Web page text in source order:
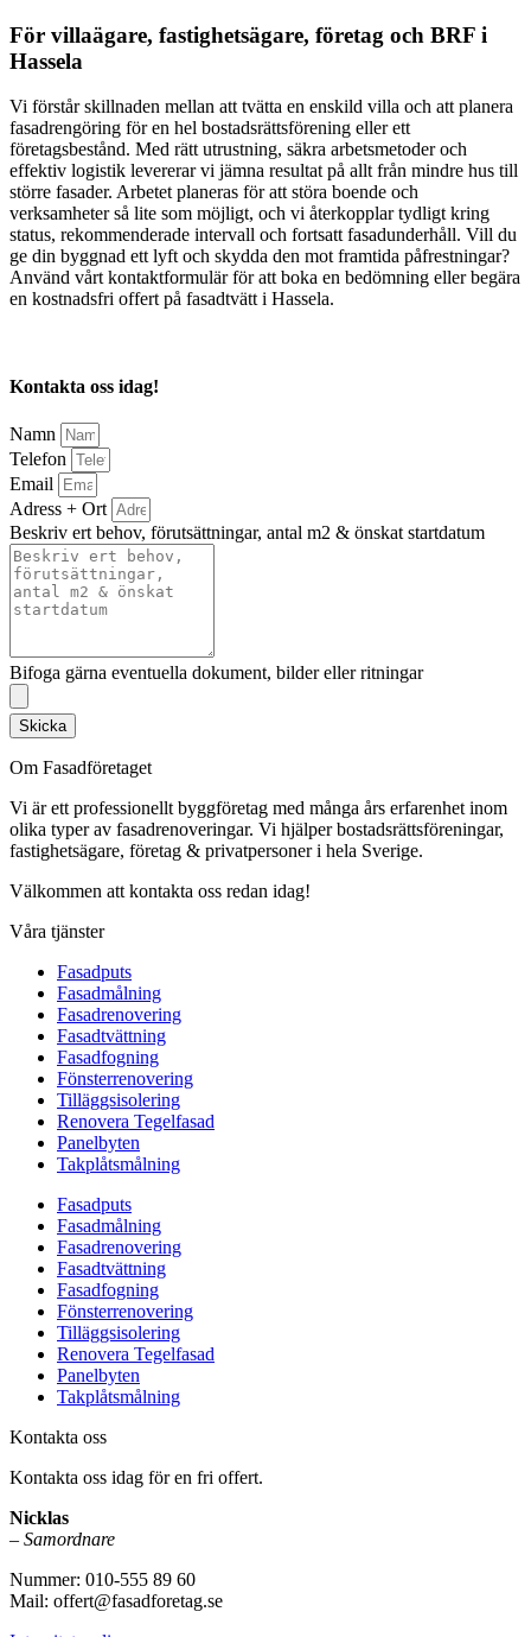
För villaägare, fastighetsägare, företag och BRF i
Hassela
Vi förstår skillnaden mellan att tvätta en enskild villa och att planera
fasadrengöring för en hel bostadsrättsförening eller ett
företagsbestånd. Med rätt utrustning, säkra arbetsmetoder och
effektiv logistik levererar vi jämna resultat på allt från mindre hus till
större fasader. Arbetet planeras för att störa boende och
verksamheter så lite som möjligt, och vi återkopplar tydligt kring
status, rekommenderade intervall och fortsatt fasadunderhåll. Vill du
ge din byggnad ett lyft och skydda den mot framtida påfrestningar?
Använd vårt kontaktformulär för att boka en bedömning eller begära
en kostnadsfri offert på fasadtvätt i Hassela.
Kontakta oss idag!
Namn
Telefon
Email
Adress + Ort
Beskriv ert behov, förutsättningar, antal m2 & önskat startdatum
Bifoga gärna eventuella dokument, bilder eller ritningar
Skicka
Om Fasadföretaget
Vi är ett professionellt byggföretag med många års erfarenhet inom
olika typer av fasadrenoveringar. Vi hjälper bostadsrättsföreningar,
fastighetsägare, företag & privatpersoner i hela Sverige.
Välkommen att kontakta oss redan idag!
Våra tjänster
Fasadputs
Fasadmålning
Fasadrenovering
Fasadtvättning
Fasadfogning
Fönsterrenovering
Tilläggsisolering
Renovera Tegelfasad
Panelbyten
Takplåtsmålning
Fasadputs
Fasadmålning
Fasadrenovering
Fasadtvättning
Fasadfogning
Fönsterrenovering
Tilläggsisolering
Renovera Tegelfasad
Panelbyten
Takplåtsmålning
Kontakta oss
Kontakta oss idag för en fri offert.
Nicklas
– Samordnare
Nummer: 010-555 89 60
Mail: offert@fasadforetag.se